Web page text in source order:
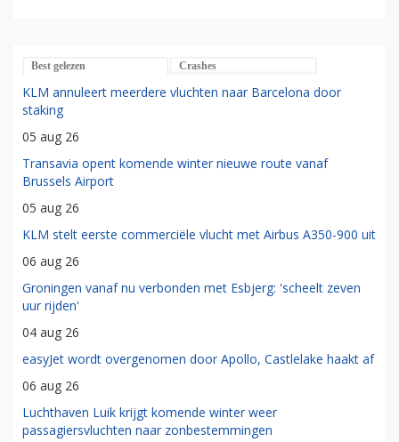
Best gelezen Crashes
KLM annuleert meerdere vluchten naar Barcelona door
staking
05 aug 26
Transavia opent komende winter nieuwe route vanaf
Brussels Airport
05 aug 26
KLM stelt eerste commerciële vlucht met Airbus A350-900 uit
06 aug 26
Groningen vanaf nu verbonden met Esbjerg: 'scheelt zeven
uur rijden'
04 aug 26
easyJet wordt overgenomen door Apollo, Castlelake haakt af
06 aug 26
Luchthaven Luik krijgt komende winter weer
passagiersvluchten naar zonbestemmingen